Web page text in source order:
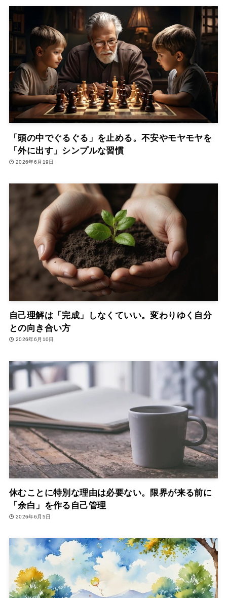
「頭の中でぐるぐる」を止める。不安やモヤモヤを
「外に出す」シンプルな習慣
2026年6月19日
自己理解は「完成」しなくていい。変わりゆく自分
との向き合い方
2026年6月10日
休むことに特別な理由は必要ない。限界が来る前に
「余白」を作る自己管理
2026年6月5日